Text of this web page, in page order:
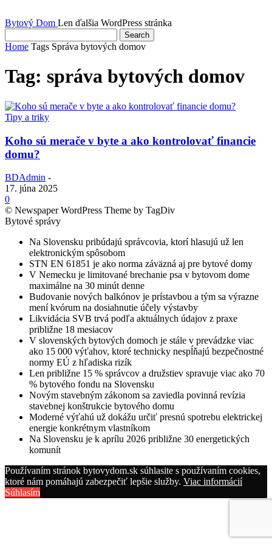
Bytový Dom Len ďalšia WordPress stránka
Home Tags Správa bytových domov
Tag: správa bytových domov
Tipy a triky
Koho sú merače v byte a ako kontrolovať financie
domu?
BDAdmin -
17. júna 2025
0
© Newspaper WordPress Theme by TagDiv
Bytové správy
Na Slovensku pribúdajú správcovia, ktorí hlasujú už len
elektronickým spôsobom
STN EN 61851 je ako norma záväzná aj pre bytové domy
V Nemecku je limitované brechanie psa v bytovom dome
maximálne na 30 minút denne
Budovanie nových balkónov je prístavbou a tým sa výrazne
mení kvórum na dosiahnutie účely výstavby
Likvidácia SVB trvá podľa aktuálnych údajov z praxe
približne 18 mesiacov
V slovenských bytových domoch je stále v prevádzke viac
ako 15 000 výťahov, ktoré technicky nespĺňajú bezpečnostné
normy EÚ z hľadiska rizík
Len približne 15 % správcov a družstiev spravuje viac ako 70
% bytového fondu na Slovensku
Novým stavebným zákonom sa zaviedla povinná revízia
stavebnej konštrukcie bytového domu
Moderné výťahú už dokážu určiť presnú spotrebu elektrickej
energie konkrétnym vlastníkom
Na Slovensku je k aprílu 2026 približne 30 energetických
komunít
Používaním stránok bytovydom.sk súhlasite s používaním cookies,
ktoré nám pomáhajú zabezpečiť lepšie služby. Viac informácií
Súhlasím